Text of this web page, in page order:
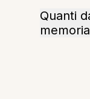
Quanti